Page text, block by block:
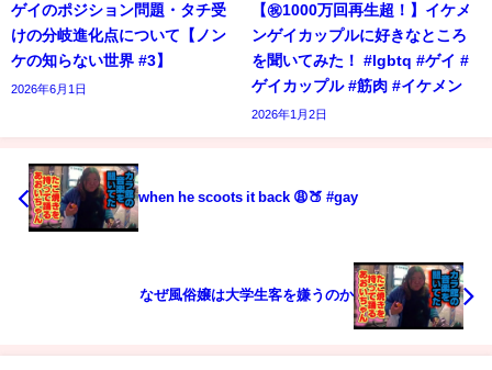
ゲイのポジション問題・タチ受
けの分岐進化点について【ノン
ケの知らない世界 #3】
2026年6月1日
【㊗️1000万回再生超！】イケメ
ンゲイカップルに好きなところ
を聞いてみた！ #lgbtq #ゲイ #
ゲイカップル #筋肉 #イケメン
2026年1月2日
when he scoots it back 😩🍑 #gay
なぜ風俗嬢は大学生客を嫌うのか